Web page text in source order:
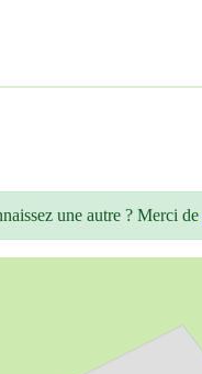
une autre ? Merci de